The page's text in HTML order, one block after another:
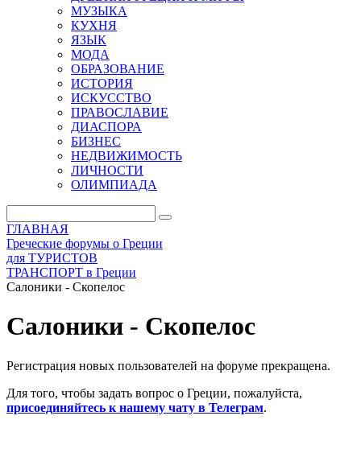
МУЗЫКА
КУХНЯ
ЯЗЫК
МОДА
ОБРАЗОВАНИЕ
ИСТОРИЯ
ИСКУССТВО
ПРАВОСЛАВИЕ
ДИАСПОРА
БИЗНЕС
НЕДВИЖИМОСТЬ
ЛИЧНОСТИ
ОЛИМПИАДА
ГЛАВНАЯ
Греческие форумы о Греции
для ТУРИСТОВ
ТРАНСПОРТ в Греции
Салоники - Скопелос
Салоники - Скопелос
Регистрация новых пользователей на форуме прекращена.
Для того, чтобы задать вопрос о Греции, пожалуйста,
присоединяйтесь к нашему чату в Телеграм.